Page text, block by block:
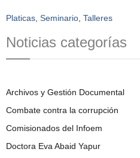
Platicas Seminario Talleres
Noticias categorías
Archivos y Gestión Documental
Combate contra la corrupción
Comisionados del Infoem
Doctora Eva Abaid Yapur